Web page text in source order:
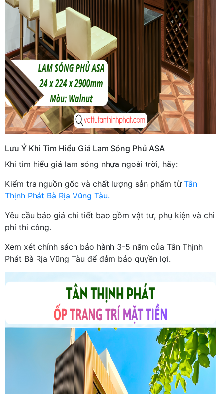
Lưu Ý Khi Tìm Hiểu Giá Lam Sóng Phủ ASA
Khi tìm hiểu giá lam sóng nhựa ngoài trời, hãy:
Kiểm tra nguồn gốc và chất lượng sản phẩm từ Tân
Thịnh Phát Bà Rịa Vũng Tàu.
Yêu cầu báo giá chi tiết bao gồm vật tư, phụ kiện và chi
phí thi công.
Xem xét chính sách bảo hành 3-5 năm của Tân Thịnh
Phát Bà Rịa Vũng Tàu để đảm bảo quyền lợi.